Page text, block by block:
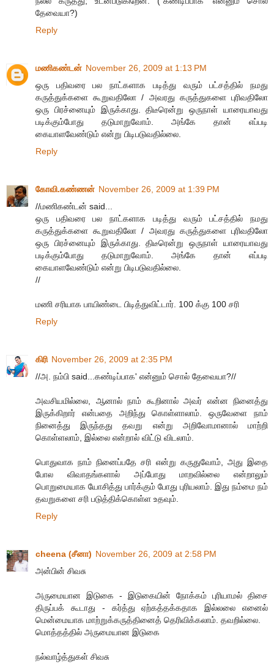
தேவையா?)
Reply
மணிகண்டன் November 26, 2009 at 1:13 PM
ஒரு பதிவரை பல நாட்களாக படித்து வரும் பட்சத்தில் நமது
கருத்துக்களை கூறுவதிலோ / அவரது கருத்துகளை புரிவதிலோ
ஒரு பிரச்னையும் இருக்காது. திடீரென்று ஒருநாள் யாரையாவது
படிக்கும்போது தடுமாறுவோம். அங்கே தான் எப்படி
கையாளவேண்டும் என்று பிடிபடுவதில்லை.
Reply
கோவி.கண்ணன் November 26, 2009 at 1:39 PM
//மணிகண்டன் said...
ஒரு பதிவரை பல நாட்களாக படித்து வரும் பட்சத்தில் நமது
கருத்துக்களை கூறுவதிலோ / அவரது கருத்துகளை புரிவதிலோ
ஒரு பிரச்னையும் இருக்காது. திடீரென்று ஒருநாள் யாரையாவது
படிக்கும்போது தடுமாறுவோம். அங்கே தான் எப்படி
கையாளவேண்டும் என்று பிடிபடுவதில்லை.
//
மணி சரியாக பாயிண்டை பிடித்துவிட்டார். 100 க்கு 100 சரி
Reply
கிரி November 26, 2009 at 2:35 PM
//அ. நம்பி said...கண்டிப்பாக' என்னும் சொல் தேவையா?//
அவசியமில்லை, ஆனால் நாம் கூறினால் அவர் என்ன நினைத்து
இருக்கிறார் என்பதை அறிந்து கொள்ளாலாம். ஒருவேளை நாம்
நினைத்து இருந்தது தவறு என்று அறிவோமானால் மாற்றி
கொள்ளலாம், இல்லை என்றால் விட்டு விடலாம்.
பொதுவாக நாம் நினைப்பதே சரி என்று கருதுவோம், அது இதை
போல விவாதங்களால் அப்போது மாறவில்லை என்றாலும்
பொறுமையாக யோசித்து பார்க்கும் போது புரியலாம். இது நம்மை நம்
தவறுகளை சரி படுத்திக்கொள்ள உதவும்.
Reply
cheena (சீனா) November 26, 2009 at 2:58 PM
அன்பின் சிவசு
அருமையான இடுகை - இடுகையின் நோக்கம் புரியாமல் திசை
திருப்பக் கூடாது - கர்த்து ஏற்கத்தக்கதாக இல்லலை எனைல்
மென்மையாக மாற்றுக்கருத்தினைத் தெரிவிக்கலாம். தவறில்லை.
மொத்தத்தில் அருமையான இடுகை
நல்வாழ்த்துகள் சிவசு